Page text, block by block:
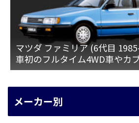
マツダ ファミリア (6代目
車初のフルタイム4WD車やカ
[BF]
メーカー別